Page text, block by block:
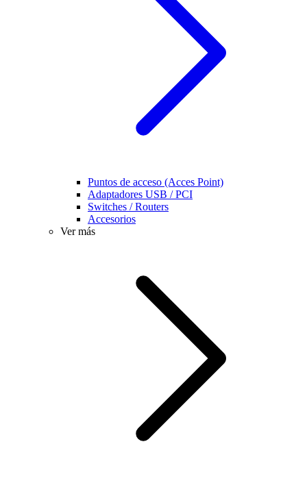
Puntos de acceso (Acces Point)
Adaptadores USB / PCI
Switches / Routers
Accesorios
Ver más